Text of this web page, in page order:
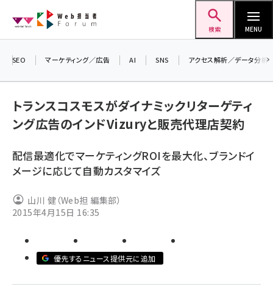
ン
検索 MENU
ai (2804)
note (2312)
z世代 (1622)
SEO マーケティング／広告 AI SNS アクセス解析／データ分析
トランスコスモスがダイナミックリターゲティ
ング広告のインドVizuryと販売代理店契約
配信最適化でマーケティングROIを最大化、ブランドイ
メージに応じて自動カスタマイズ
山川 健（Web担 編集部）
2015年4月15日 16:35
優先するニュース提供元に追加